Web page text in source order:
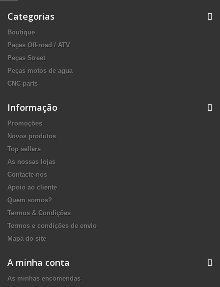
Categorias
Boutique
Peças Off-road / ATV
Peças Street
Peças motos de agua
CNC parts
Informação
Promoções
Novos produtos
Top sellers
As nossas lojas
Contacte-nos
Apoio ao cliente
Quem somos?
Termos & Condições
Termos e condições de envio
Mapa do site
A minha conta
As minhas encomendas